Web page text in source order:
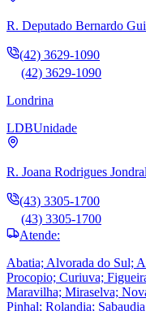
R. Deputado Bernardo
(42) 3629-1090
(42) 3629-1090
Londrina
LDBUnidade
R. Joana Rodrigues
(43) 3305-1700
(43) 3305-1700
Atende:
Abatia; Alvorada do Sul;
Procopio; Curiuva;
Maravilha; Miraselva;
Pinhal; Rolandia;